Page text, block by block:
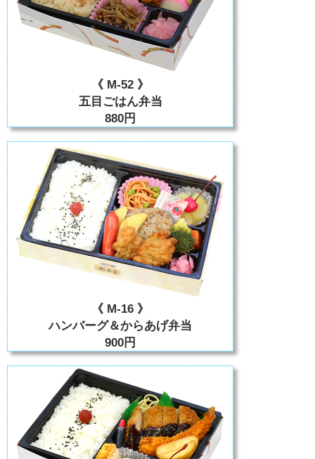
《 M-52 》
五目ごはん弁当
880円
《 M-16 》
ハンバーグ＆からあげ弁当
900円